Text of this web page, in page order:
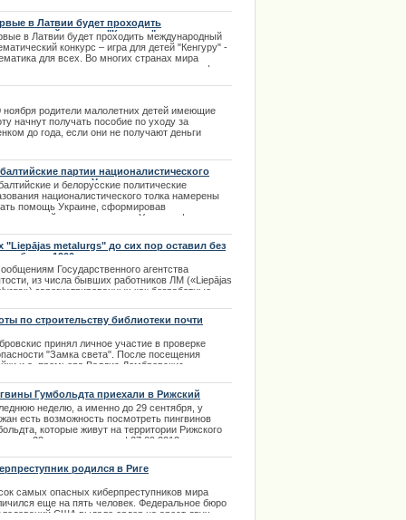
главы городской администрации
Дмитрий Белик.
в Латвии будет проходить
конкурс "Кенгуру"
в Латвии будет проходить международный
конкурс – игра для детей "Кенгуру" -
для всех. Во многих странах мира
принимают участие в этом конкурсе. |
ноября родители малолетних детей имеющие
начнут получать пособие по уходу за
до года, если они не получают деньги
партии националистического
окажут помощь Украине
и белорусские политические
националистического толка намерены
помощь Украине, сформировав
комитет помощи Украине. |
"Liepājas metalurgs" до сих пор оставил без
более 1200 человек
Государственного агентства
из числа бывших работников ЛМ («Liepājas
зарегистрированных как безработные,
по строительству библиотеки почти
принял личное участие в проверке
"Замка света". После посещения
и.о. премьера Валдис Домбровскис
Национальной библиотеки является
качественного надзора за процессом
Гумбольдта приехали в Рижский
неделю, а именно до 29 сентября, у
есть возможность посмотреть пингвинов
которые живут на территории Рижского
с 23 июля этого года. | 27.09.2013
родился в Риге
самых опасных киберпреступников мира
еще на пять человек. Федеральное бюро
США выдало ордер на арест двух